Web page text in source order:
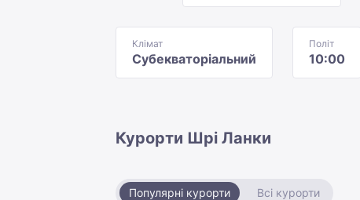
Клімат
Субекваторіальний
Політ
10:00
Курорти Шрі Ланки
Популярні курорти Всі курорти